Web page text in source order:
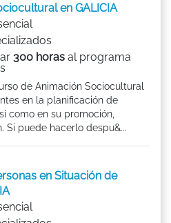
en GALICIA
300 horas al programa
de Animación Sociocultural
en la planificación de
como en su promoción,
Si puede hacerlo despu&...
en Situación de